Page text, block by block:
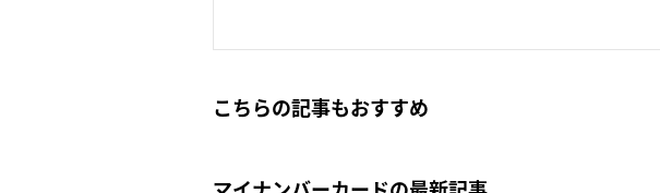
こちらの記事もおすすめ